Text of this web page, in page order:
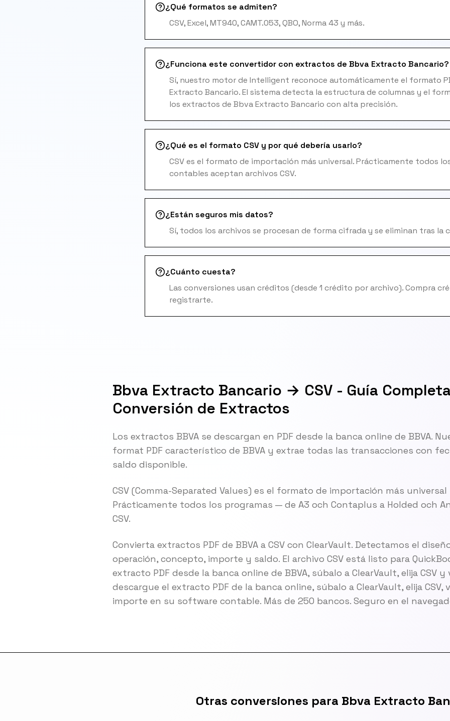
¿Qué formatos se admiten?
CSV, Excel, MT940, CAMT.053, QBO, Norma 43 y más.
¿Funciona este convertidor con extractos de Bbva Extracto Bancario?
Sí, nuestro motor de Intelligent reconoce automáticamente el formato
Extracto Bancario. El sistema detecta la estructura de columnas y el
los extractos de Bbva Extracto Bancario con alta precisión.
¿Qué es el formato CSV y por qué debería usarlo?
CSV es el formato de importación más universal. Prácticamente todos
contables aceptan archivos CSV.
¿Están seguros mis datos?
Sí, todos los archivos se procesan de forma cifrada y se eliminan tras la
¿Cuánto cuesta?
Las conversiones usan créditos (desde 1 crédito por archivo). Compra
registrarte.
Bbva Extracto Bancario → CSV - Guía
Conversión de Extractos
Los extractos BBVA se descargan en PDF desde la banca online de BBVA.
format PDF característico de BBVA y extrae todas las transacciones con
saldo disponible.
CSV (Comma-Separated Values) es el formato de importación más
Prácticamente todos los programas — de A3 och Contaplus a Holded och
CSV.
Convierta extractos PDF de BBVA a CSV con ClearVault. Detectamos el
operación, concepto, importe y saldo. El archivo CSV está listo para
extracto PDF desde la banca online de BBVA, súbalo a ClearVault, elija CSV
descargue el extracto PDF de la banca online, súbalo a ClearVault, elija CSV,
importe en su software contable. Más de 250 bancos. Seguro en el
Otras conversiones para Bbva Extracto